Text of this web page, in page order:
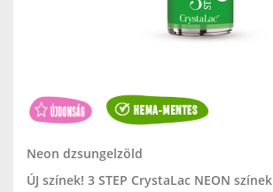
Neon dzsungelzöld
ÚJ színek! 3 STEP CrystaLac NEON színek